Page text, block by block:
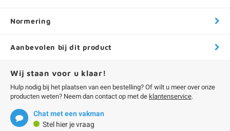
Normering
Aanbevolen bij dit product
Wij staan voor u klaar!
Hulp nodig bij het plaatsen van een bestelling? Of wilt u meer over onze
producten weten? Neem dan contact op met de klantenservice.
Chat met een vakman
Stel hier je vraag